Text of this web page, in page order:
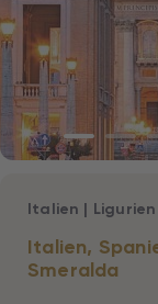
Italien,
Smeralda
Italien | Ligurien